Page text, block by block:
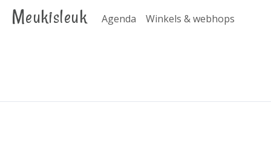
Meukisleuk Agenda Winkels & webhops